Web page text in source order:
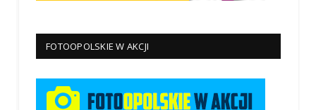
FOTOOPOLSKIE W AKCJI